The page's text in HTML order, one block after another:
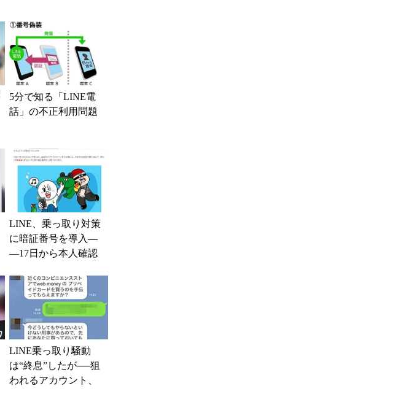
5分で知る「LINE電
話」の不正利用問題
LINE、乗っ取り対策
に暗証番号を導入―
―17日から本人確認
LINE乗っ取り騒動
は“終息”したが──狙
われるアカウント、